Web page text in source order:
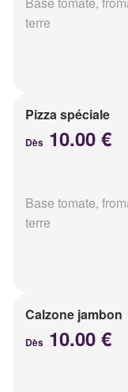
terre
Pizza spéciale
Dès 10.00 €
Base tomate,
terre
Calzone jambon
Dès 10.00 €